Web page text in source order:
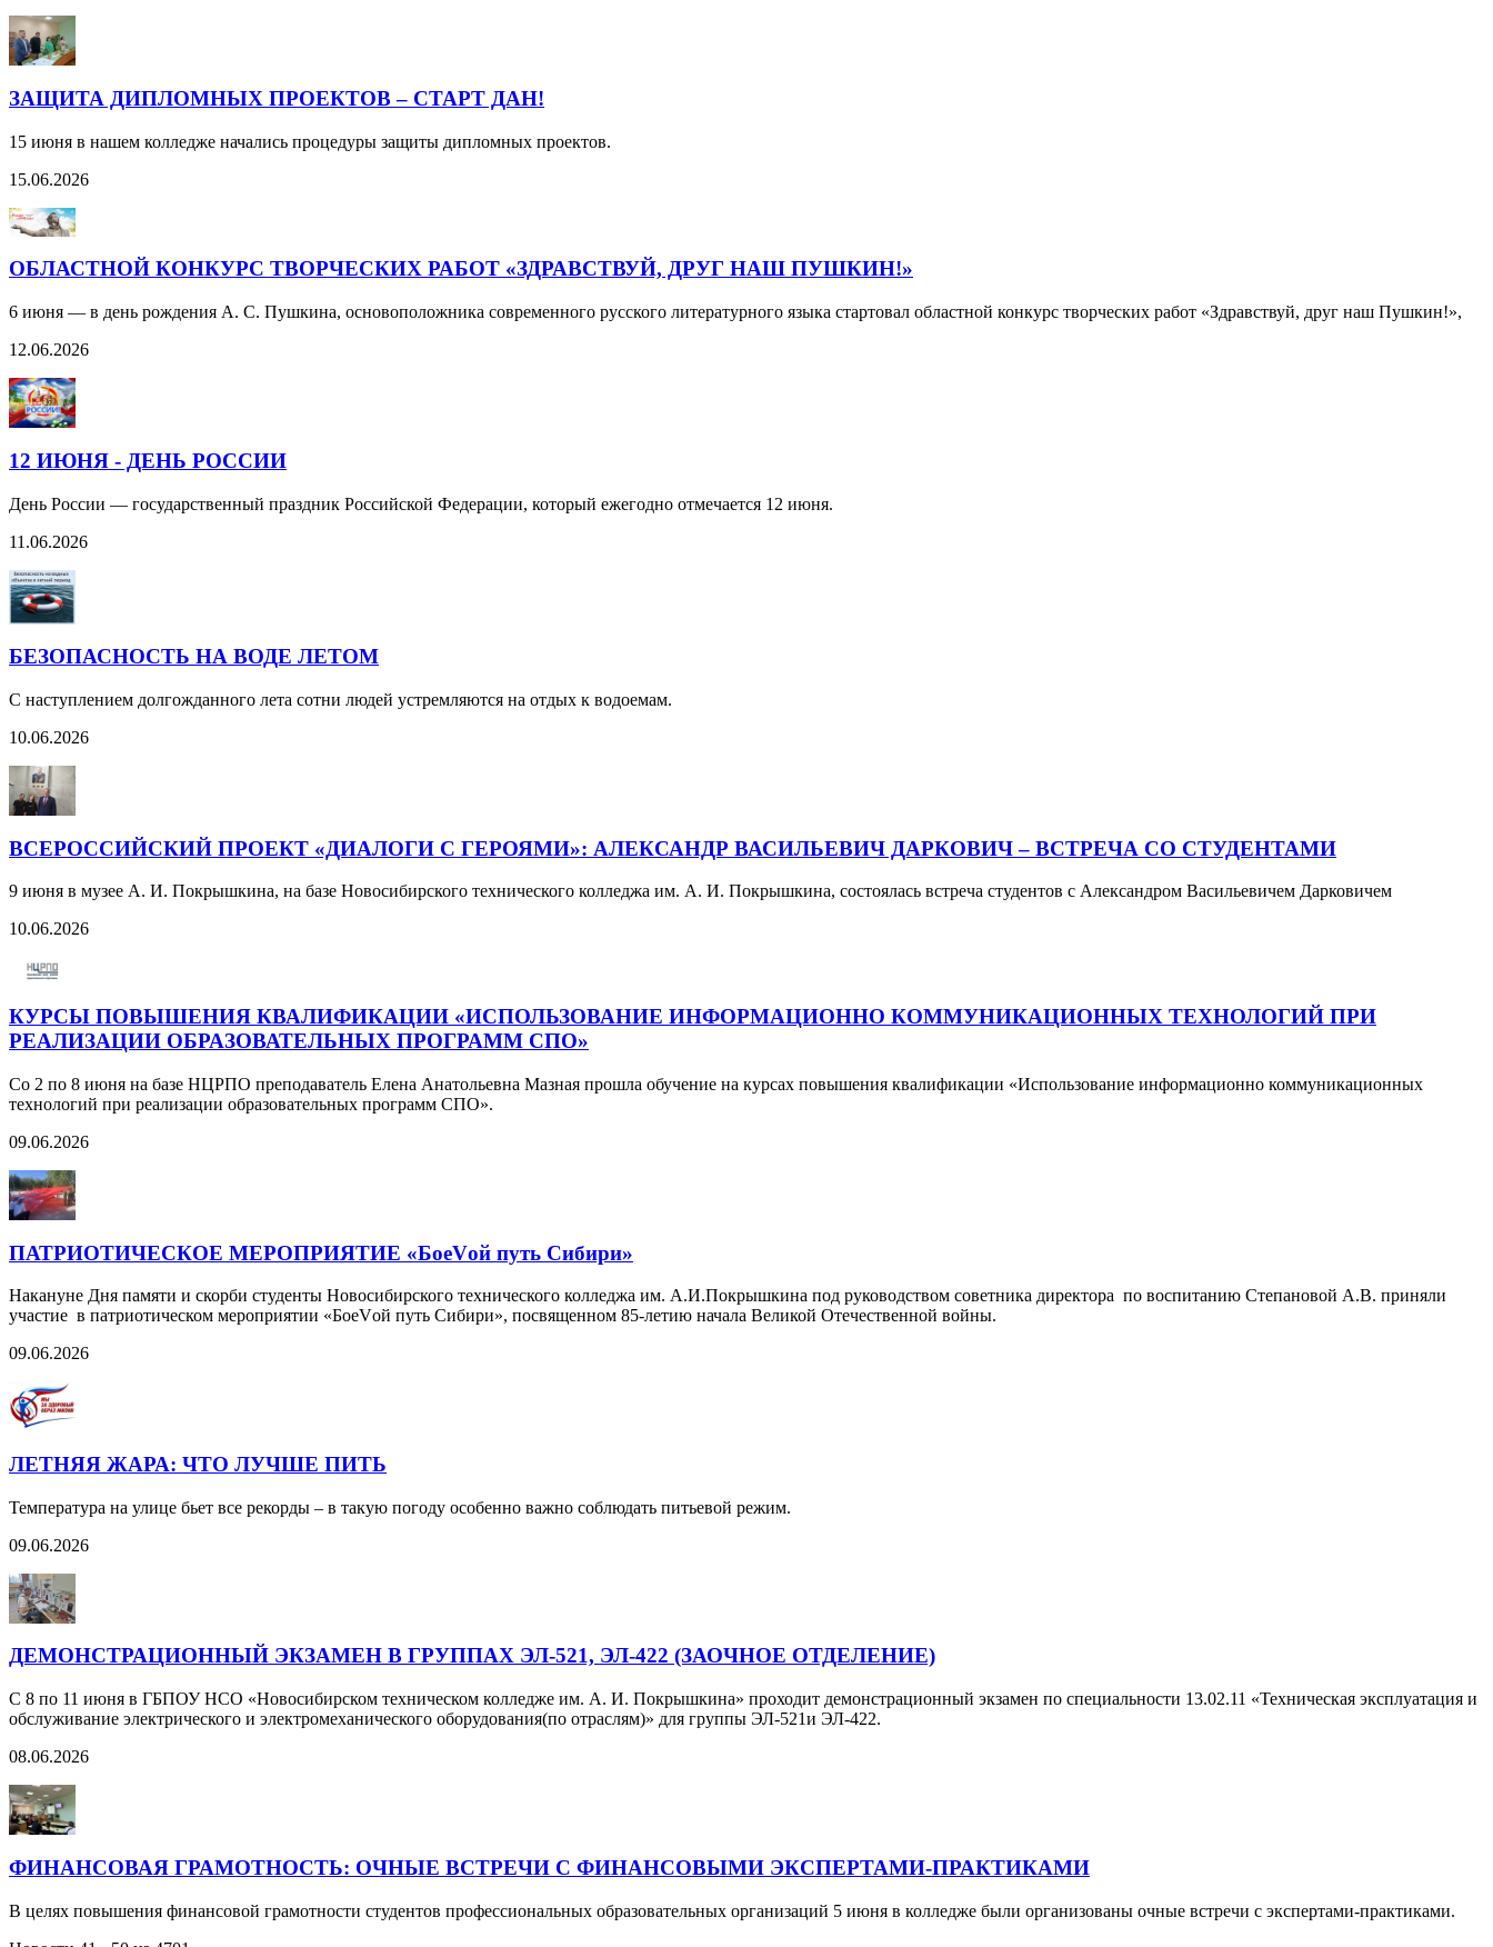
ЗАЩИТА ДИПЛОМНЫХ ПРОЕКТОВ – СТАРТ ДАН!
15 июня в нашем колледже начались процедуры защиты дипломных проектов.
15.06.2026
ОБЛАСТНОЙ КОНКУРС ТВОРЧЕСКИХ РАБОТ «ЗДРАВСТВУЙ, ДРУГ НАШ ПУШКИН!»
6 июня — в день рождения А. С. Пушкина, основоположника современного русского литературного языка стартовал областной конкурс творческих работ «Здравствуй, друг наш Пушкин!»,
12.06.2026
12 ИЮНЯ - ДЕНЬ РОССИИ
День России — государственный праздник Российской Федерации, который ежегодно отмечается 12 июня.
11.06.2026
БЕЗОПАСНОСТЬ НА ВОДЕ ЛЕТОМ
С наступлением долгожданного лета сотни людей устремляются на отдых к водоемам.
10.06.2026
ВСЕРОССИЙСКИЙ ПРОЕКТ «ДИАЛОГИ С ГЕРОЯМИ»: АЛЕКСАНДР ВАСИЛЬЕВИЧ ДАРКОВИЧ – ВСТРЕЧА СО СТУДЕНТАМИ
9 июня в музее А. И. Покрышкина, на базе Новосибирского технического колледжа им. А. И. Покрышкина, состоялась встреча студентов с Александром Васильевичем Дарковичем
10.06.2026
КУРСЫ ПОВЫШЕНИЯ КВАЛИФИКАЦИИ «ИСПОЛЬЗОВАНИЕ ИНФОРМАЦИОННО КОММУНИКАЦИОННЫХ ТЕХНОЛОГИЙ ПРИ
РЕАЛИЗАЦИИ ОБРАЗОВАТЕЛЬНЫХ ПРОГРАММ СПО»
Со 2 по 8 июня на базе НЦРПО преподаватель Елена Анатольевна Мазная прошла обучение на курсах повышения квалификации «Использование информационно коммуникационных
технологий при реализации образовательных программ СПО».
09.06.2026
ПАТРИОТИЧЕСКОЕ МЕРОПРИЯТИЕ «БоеVой путь Сибири»
Накануне Дня памяти и скорби студенты Новосибирского технического колледжа им. А.И.Покрышкина под руководством советника директора по воспитанию Степановой А.В. приняли
участие в патриотическом мероприятии «БоеVой путь Сибири», посвященном 85-летию начала Великой Отечественной войны.
09.06.2026
ЛЕТНЯЯ ЖАРА: ЧТО ЛУЧШЕ ПИТЬ
Температура на улице бьет все рекорды – в такую погоду особенно важно соблюдать питьевой режим.
09.06.2026
ДЕМОНСТРАЦИОННЫЙ ЭКЗАМЕН В ГРУППАХ ЭЛ-521, ЭЛ-422 (ЗАОЧНОЕ ОТДЕЛЕНИЕ)
С 8 по 11 июня в ГБПОУ НСО «Новосибирском техническом колледже им. А. И. Покрышкина» проходит демонстрационный экзамен по специальности 13.02.11 «Техническая эксплуатация и
обслуживание электрического и электромеханического оборудования(по отраслям)» для группы ЭЛ-521и ЭЛ-422.
08.06.2026
ФИНАНСОВАЯ ГРАМОТНОСТЬ: ОЧНЫЕ ВСТРЕЧИ С ФИНАНСОВЫМИ ЭКСПЕРТАМИ-ПРАКТИКАМИ
В целях повышения финансовой грамотности студентов профессиональных образовательных организаций 5 июня в колледже были организованы очные встречи с экспертами-практиками.